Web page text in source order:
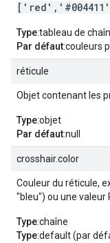
Type:tableau de
Par défaut:couleurs
réticule
Objet contenant les
Type:objet
Par défaut:null
crosshair.color
Couleur du réticule,
"bleu") ou une valeur
Type:chaîne
Type:default (par